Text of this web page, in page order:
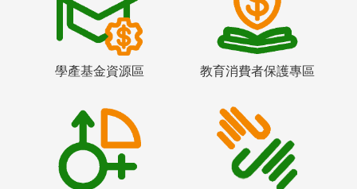
學產基金資源區 教育消費者保護專區